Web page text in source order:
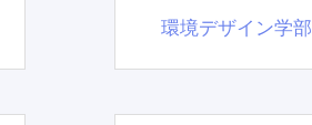
環境デザイン学部